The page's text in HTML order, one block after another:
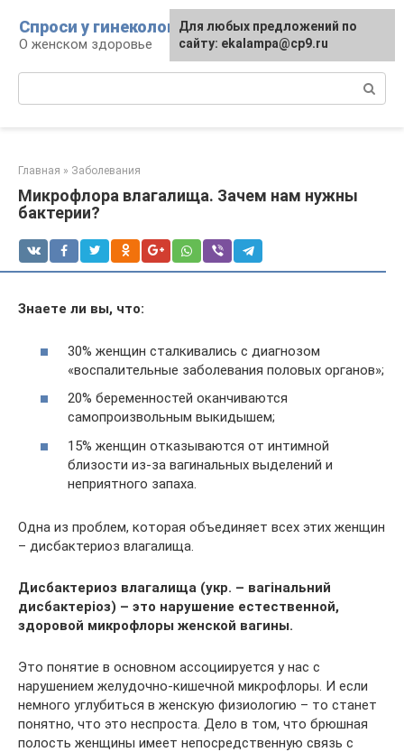
контенту
Спроси у гинеколога
О женском здоровье
Главная » Заболевания
Микрофлора влагалища. Зачем нам нужны
бактерии?
Знаете ли вы, что:
30% женщин сталкивались с диагнозом
«воспалительные заболевания половых органов»;
20% беременностей оканчиваются
самопроизвольным выкидышем;
15% женщин отказываются от интимной
близости из-за вагинальных выделений и
неприятного запаха.
Одна из проблем, которая объединяет всех этих женщин
– дисбактериоз влагалища.
Дисбактериоз влагалища (укр. – вагінальний
дисбактеріоз) – это нарушение естественной,
здоровой микрофлоры женской вагины.
Это понятие в основном ассоциируется у нас с
нарушением желудочно-кишечной микрофлоры. И если
немного углубиться в женскую физиологию – то станет
понятно, что это неспроста. Дело в том, что брюшная
полость женщины имеет непосредственную связь с
Для любых предложений по
сайту: ekalampa@cp9.ru